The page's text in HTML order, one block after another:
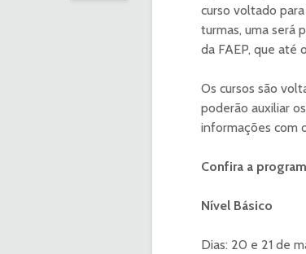
curso voltado
turmas, uma será
da FAEP, que até
Os cursos são
poderão auxiliar
informações com
Confira a
Nível Básico
Dias: 20 e 21 de